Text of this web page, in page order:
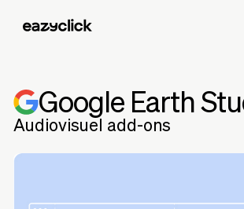
Google Earth
Audiovisuel add-ons